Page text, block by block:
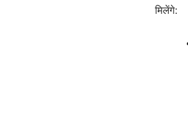
मिलेंगे: